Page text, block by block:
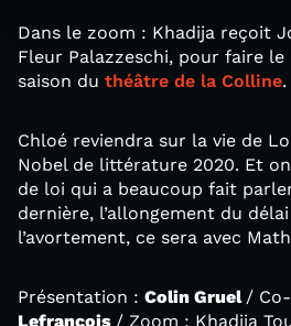
Dans le zoom : Khadija reçoit
Fleur Palazzeschi, pour faire
saison du théâtre de la Colline.
Chloé reviendra sur la vie de
Nobel de littérature 2020. Et
de loi qui a beaucoup fait
dernière, l’allongement du
l’avortement, ce sera avec
Présentation : Colin Gruel /
Lefrançois / Zoom : Khadija